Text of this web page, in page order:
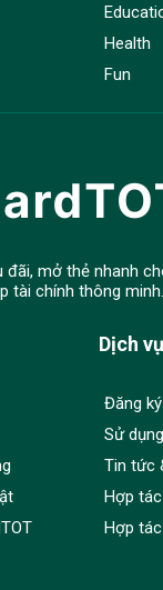
Health
Fun
mở thẻ nhanh
tài chính thông minh.
Dịch vụ
Đăng
Sử
Tin tức
Hợp
Hợp